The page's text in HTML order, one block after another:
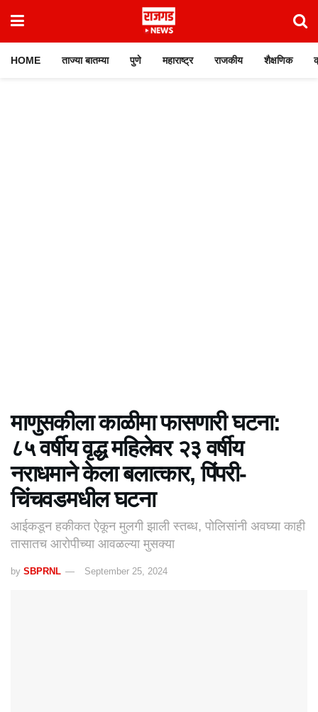
HOME ताज्या बातम्या पुणे महाराष्ट्र राजकीय शैक्षणिक
माणुसकीला काळीमा फासणारी घटना:
८५ वर्षीय वृद्ध महिलेवर २३ वर्षीय
नराधमाने केला बलात्कार, पिंपरी-
चिंचवडमधील घटना
आईकडून हकीकत ऐकून मुलगी झाली स्तब्ध, पोलिसांनी अवघ्या काही
तासातच आरोपीच्या आवळल्या मुसक्या
by SBPRNL September 25, 2024